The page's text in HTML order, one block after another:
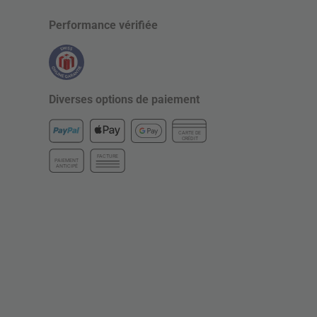
Performance vérifiée
Diverses options de paiement
CARTE DE
CRÉDIT
PAIEMENT
ANTICIPÉ
FACTURE